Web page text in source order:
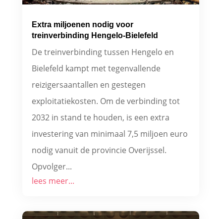
Extra miljoenen nodig voor
treinverbinding Hengelo-Bielefeld
De treinverbinding tussen Hengelo en
Bielefeld kampt met tegenvallende
reizigersaantallen en gestegen
exploitatiekosten. Om de verbinding tot
2032 in stand te houden, is een extra
investering van minimaal 7,5 miljoen euro
nodig vanuit de provincie Overijssel.
Opvolger...
lees meer...